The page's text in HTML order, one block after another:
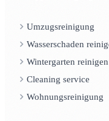
Umzugsreinigung
Wasserschaden
Wintergarten reinigen
Cleaning service
Wohnungsreinigung